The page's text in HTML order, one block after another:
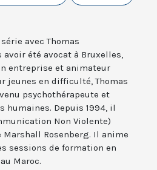
avec Thomas
avoir été avocat à Bruxelles,
entreprise et animateur
jeunes en difficulté, Thomas
psychothérapeute et
humaines. Depuis 1994, il
Non Violente)
Marshall Rosenberg. Il anime
sessions de formation en
Maroc.